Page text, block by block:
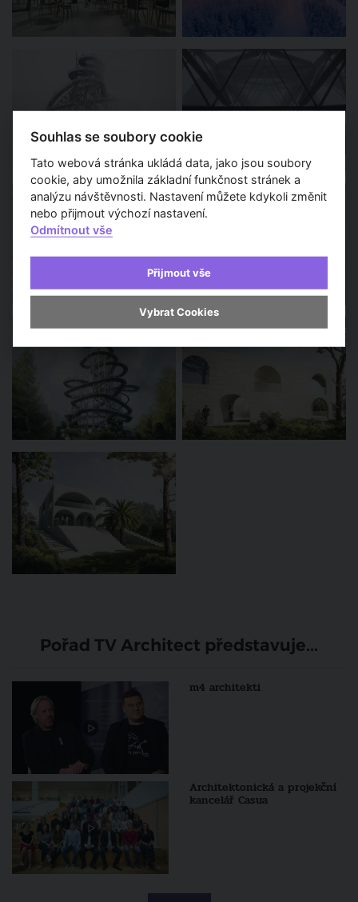
Pořad TV Architect představuje...
m4 architekti
Architektonická a projekční
kancelář Casua
Souhlas se soubory cookie
Tato webová stránka ukládá data, jako jsou soubory
cookie, aby umožnila základní funkčnost stránek a
analýzu návštěvnosti. Nastavení můžete kdykoli změnit
nebo přijmout výchozí nastavení.
Odmítnout vše
Přijmout vše
Vybrat Cookies